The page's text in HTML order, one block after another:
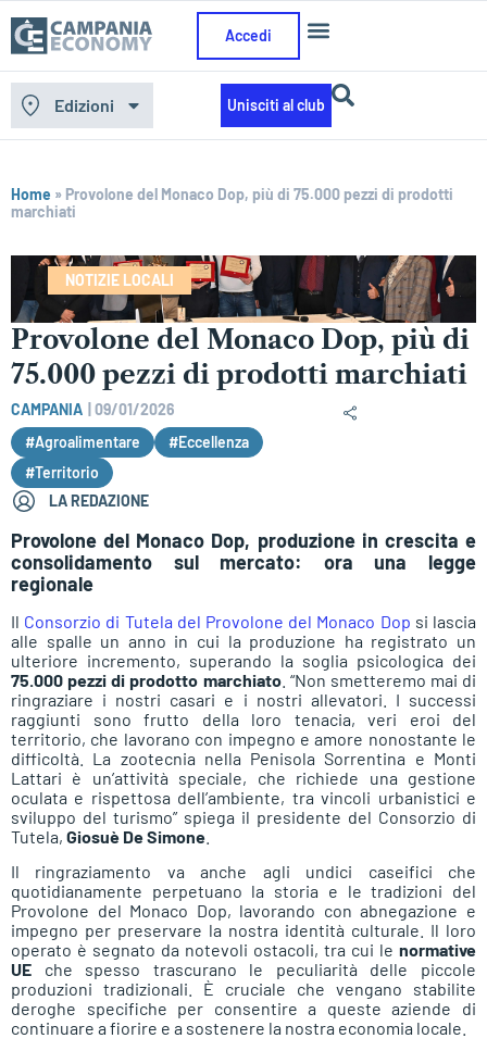
Accedi
Edizioni Unisciti al club
Home » Provolone del Monaco Dop, più di 75.000 pezzi di prodotti
marchiati
NOTIZIE LOCALI
Provolone del Monaco Dop, più di
75.000 pezzi di prodotti marchiati
CAMPANIA
09/01/2026
#Agroalimentare
#Eccellenza
#Territorio
LA REDAZIONE
Provolone del Monaco Dop, produzione in crescita e
consolidamento sul mercato: ora una legge
regionale
Il Consorzio di Tutela del Provolone del Monaco Dop si lascia
alle spalle un anno in cui la produzione ha registrato un
ulteriore incremento, superando la soglia psicologica dei
75.000 pezzi di prodotto marchiato. “Non smetteremo mai di
ringraziare i nostri casari e i nostri allevatori. I successi
raggiunti sono frutto della loro tenacia, veri eroi del
territorio, che lavorano con impegno e amore nonostante le
difficoltà. La zootecnia nella Penisola Sorrentina e Monti
Lattari è un’attività speciale, che richiede una gestione
oculata e rispettosa dell’ambiente, tra vincoli urbanistici e
sviluppo del turismo” spiega il presidente del Consorzio di
Tutela, Giosuè De Simone
Il ringraziamento va anche agli undici caseifici che
quotidianamente perpetuano la storia e le tradizioni del
Provolone del Monaco Dop, lavorando con abnegazione e
impegno per preservare la nostra identità culturale. Il loro
operato è segnato da notevoli ostacoli, tra cui le normative
UE che spesso trascurano le peculiarità delle piccole
produzioni tradizionali. È cruciale che vengano stabilite
deroghe specifiche per consentire a queste aziende di
continuare a fiorire e a sostenere la nostra economia locale.